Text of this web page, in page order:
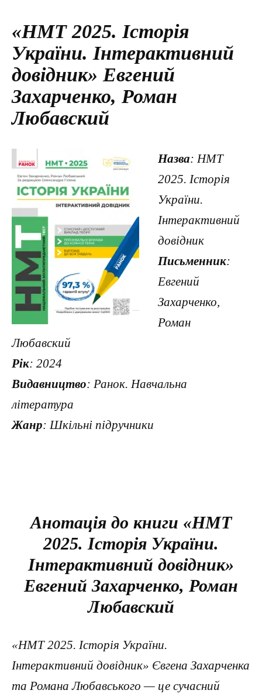
«НМТ 2025. Історія
України. Інтерактивний
довідник» Евгений
Захарченко, Роман
Любавский
Назва: НМТ
2025. Історія
України.
Інтерактивний
довідник
Письменник:
Евгений
Захарченко,
Роман
Любавский
Рік: 2024
Видавництво: Ранок. Навчальна
література
Жанр: Шкільні підручники
Анотація до книги «НМТ
2025. Історія України.
Інтерактивний довідник»
Евгений Захарченко, Роман
Любавский
«НМТ 2025. Історія України.
Інтерактивний довідник» Євгена Захарченка
та Романа Любавського — це сучасний